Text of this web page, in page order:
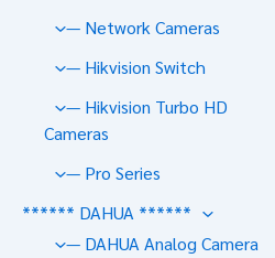
— Network Cameras
— Hikvision Switch
— Hikvision Turbo HD
Cameras
— Pro Series
****** DAHUA ******
— DAHUA Analog Camera